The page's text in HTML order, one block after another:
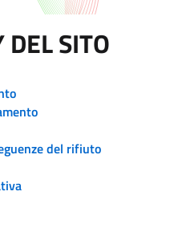
DEL SITO
del rifiuto